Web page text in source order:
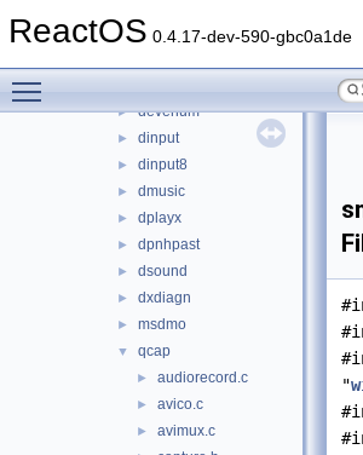
ReactOS 0.4.17-dev-590-gbc0a1de
► d3dx9_36
► devenum
► dinput
► dinput8
► dmusic
► dplayx
► dpnhpast
► dsound
► dxdiagn
► msdmo
▼ qcap
► audiorecord.c
► avico.c
► avimux.c
"